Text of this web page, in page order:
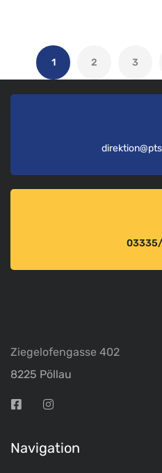
1 2 3
Ziegelofengasse 402
8225 Pöllau
Navigation